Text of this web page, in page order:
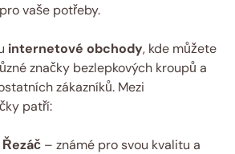
vaše potřeby.
internetové obchody, kde můžete
značky bezlepkových kroupů a
zákazníků. Mezi
patří:
– známé pro svou kvalitu a